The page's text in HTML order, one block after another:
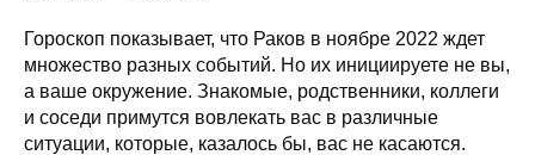
Гороскоп показывает, что Раков в ноябре 2022 ждет
множество разных событий. Но их инициируете не вы,
а ваше окружение. Знакомые, родственники, коллеги
и соседи примутся вовлекать вас в различные
ситуации, которые, казалось бы, вас не касаются.